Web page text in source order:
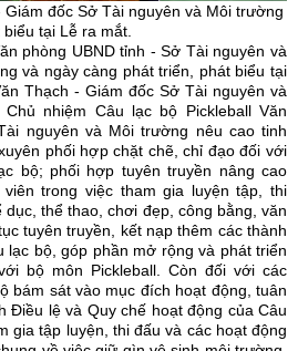
đốc Sở Tài nguyên và Môi trường
biểu tại Lễ ra mắt.
phòng UBND tỉnh - Sở Tài nguyên và
và ngày càng phát triển, phát biểu tại
Thạch - Giám đốc Sở Tài nguyên và
nhiệm Câu lạc bộ Pickleball Văn
nguyên và Môi trường nêu cao tinh
phối hợp chặt chẽ, chỉ đạo đối với
bộ; phối hợp tuyên truyền nâng cao
trong việc tham gia luyện tập, thi
thể thao, chơi đẹp, công bằng, văn
tuyên truyền, kết nạp thêm các thành
lạc bộ, góp phần mở rộng và phát triển
bộ môn Pickleball. Còn đối với các
bám sát vào mục đích hoạt động, tuân
Điều lệ và Quy chế hoạt động của Câu
gia tập luyện, thi đấu và các hoạt động